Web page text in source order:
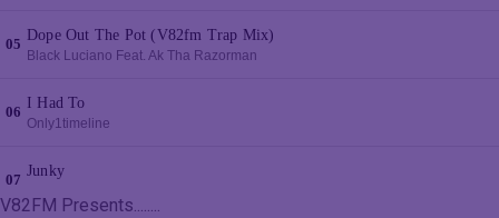
V82FM Presents........